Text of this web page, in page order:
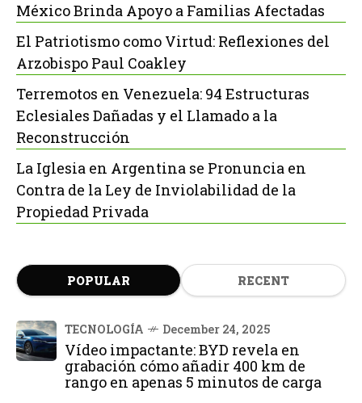
México Brinda Apoyo a Familias Afectadas
El Patriotismo como Virtud: Reflexiones del
Arzobispo Paul Coakley
Terremotos en Venezuela: 94 Estructuras
Eclesiales Dañadas y el Llamado a la
Reconstrucción
La Iglesia en Argentina se Pronuncia en
Contra de la Ley de Inviolabilidad de la
Propiedad Privada
POPULAR RECENT
TECNOLOGÍA December 24, 2025
Vídeo impactante: BYD revela en
grabación cómo añadir 400 km de
rango en apenas 5 minutos de carga